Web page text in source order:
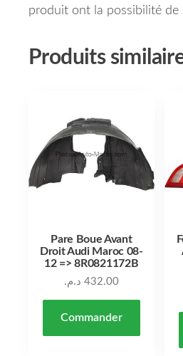
produit ont la possibilité de
Produits
Pare Boue Avant
Droit Audi Maroc 08-
12 => 8R0821172B
432.00 د.م.
Commander